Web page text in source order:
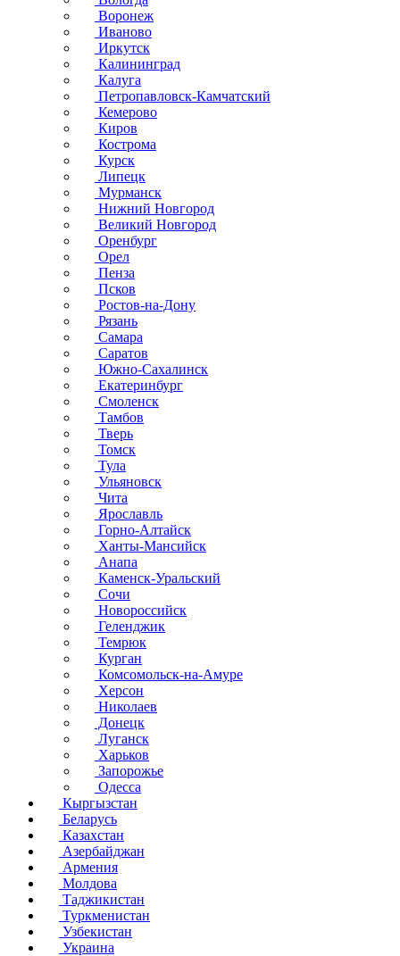
Воронеж
Иваново
Иркутск
Калининград
Калуга
Петропавловск-Камчатский
Кемерово
Киров
Кострома
Курск
Липецк
Мурманск
Нижний Новгород
Великий Новгород
Оренбург
Орел
Пенза
Псков
Ростов-на-Дону
Рязань
Самара
Саратов
Южно-Сахалинск
Екатеринбург
Смоленск
Тамбов
Тверь
Томск
Тула
Ульяновск
Чита
Ярославль
Горно-Алтайск
Ханты-Мансийск
Анапа
Каменск-Уральский
Сочи
Новороссийск
Геленджик
Темрюк
Курган
Комсомольск-на-Амуре
Херсон
Николаев
Донецк
Луганск
Харьков
Запорожье
Одесса
Кыргызстан
Беларусь
Казахстан
Азербайджан
Армения
Молдова
Таджикистан
Туркменистан
Узбекистан
Украина